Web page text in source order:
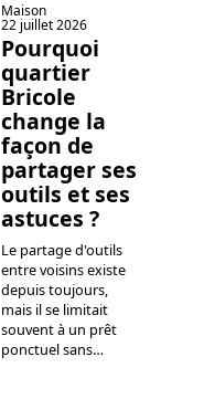
Maison
22 juillet 2026
Pourquoi
quartier
Bricole
change la
façon de
partager ses
outils et ses
astuces ?
Le partage d'outils
entre voisins existe
depuis toujours,
mais il se limitait
souvent à un prêt
ponctuel sans…